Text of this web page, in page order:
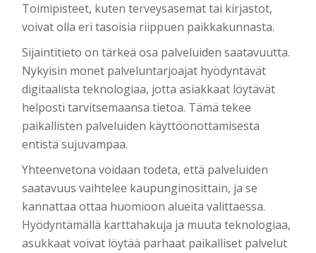
Toimipisteet, kuten terveysasemat tai kirjastot,
voivat olla eri tasoisia riippuen paikkakunnasta.
Sijaintitieto on tärkeä osa palveluiden saatavuutta.
Nykyisin monet palveluntarjoajat hyödyntävät
digitaalista teknologiaa, jotta asiakkaat löytävät
helposti tarvitsemaansa tietoa. Tämä tekee
paikallisten palveluiden käyttöönottamisesta
entistä sujuvampaa.
Yhteenvetona voidaan todeta, että palveluiden
saatavuus vaihtelee kaupunginosittain, ja se
kannattaa ottaa huomioon alueita valittaessa.
Hyödyntämällä karttahakuja ja muuta teknologiaa,
asukkaat voivat löytää parhaat paikalliset palvelut